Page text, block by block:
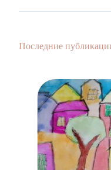
Последние